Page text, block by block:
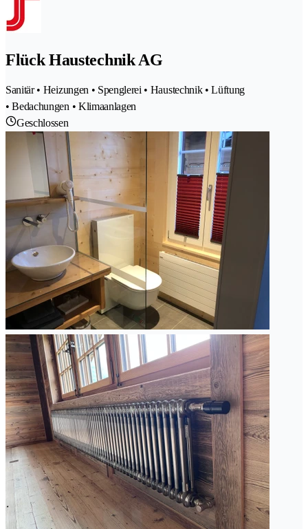
Flück Haustechnik AG
Sanitär • Heizungen • Spenglerei • Haustechnik • Lüftung
• Bedachungen • Klimaanlagen
Geschlossen